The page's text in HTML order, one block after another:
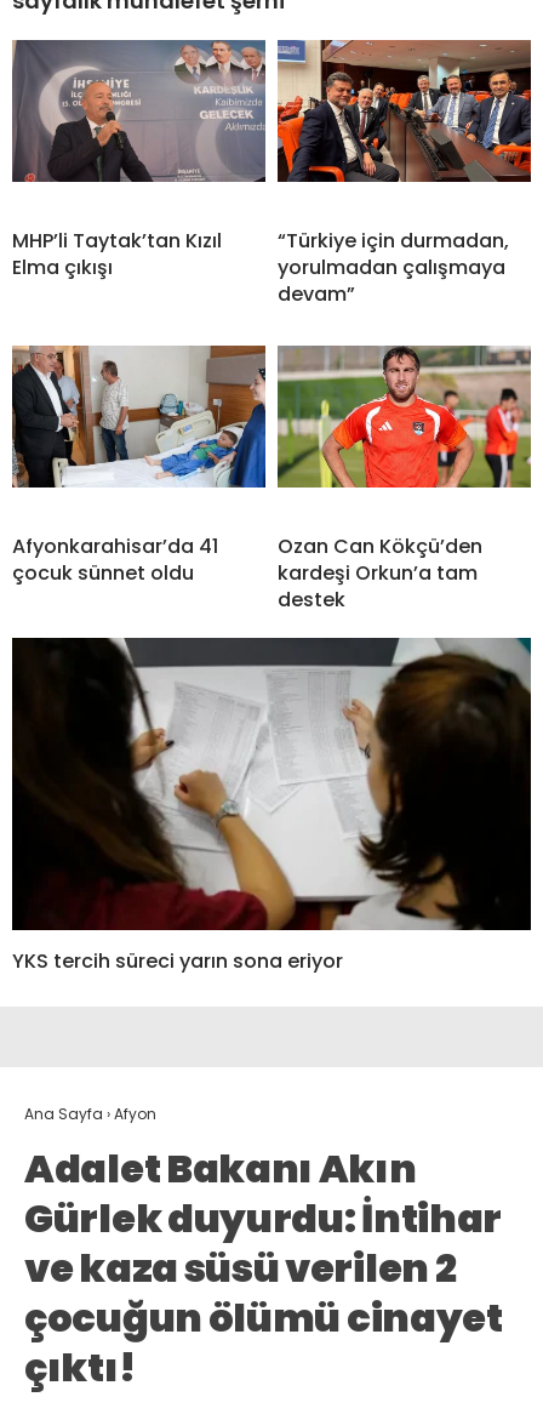
MHP’li Taytak’tan Kızıl
Elma çıkışı
“Türkiye için durmadan,
yorulmadan çalışmaya
devam”
Afyonkarahisar’da 41
çocuk sünnet oldu
Ozan Can Kökçü’den
kardeşi Orkun’a tam
destek
YKS tercih süreci yarın sona eriyor
Ana Sayfa ›Afyon
Adalet Bakanı Akın
Gürlek duyurdu: İntihar
ve kaza süsü verilen 2
çocuğun ölümü cinayet
çıktı!